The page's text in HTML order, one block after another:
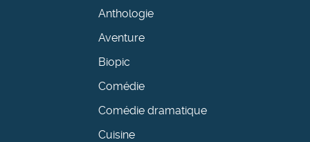
Anthologie
Aventure
Biopic
Comédie
Comédie dramatique
Cuisine